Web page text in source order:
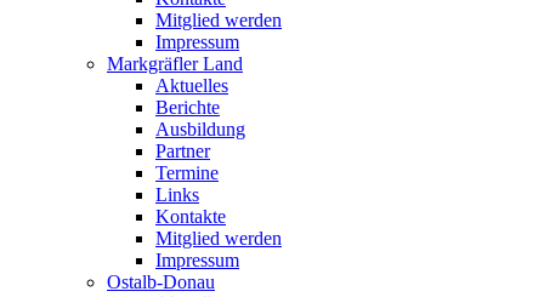
Mitglied werden
Impressum
Markgräfler Land
Aktuelles
Berichte
Ausbildung
Partner
Termine
Links
Kontakte
Mitglied werden
Impressum
Ostalb-Donau